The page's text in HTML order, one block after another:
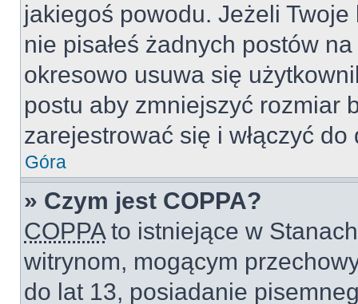
jakiegoś powodu. Jeżeli
nie pisałeś żadnych postów
okresowo usuwa się
postu aby zmniejszyć rozmiar
zarejestrować się i włączyć
Góra
» Czym jest COPPA?
COPPAto istniejące w
witrynom, mogącym
do lat 13, posiadanie